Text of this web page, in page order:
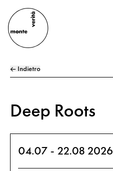
← Indietro
Deep Roots
04.07 - 22.08 2026